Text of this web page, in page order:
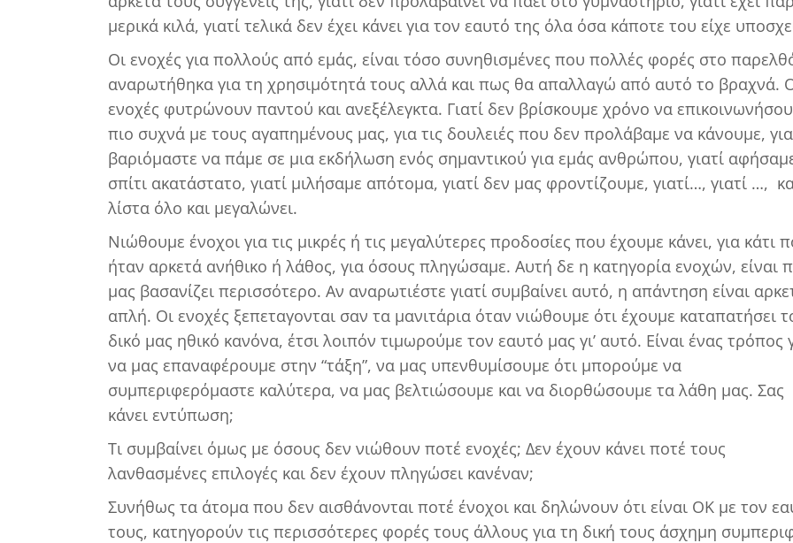
μερικά κιλά, γιατί τελικά δεν έχει κάνει για τον εαυτό της όλα όσα κάποτε του είχε
Οι ενοχές για πολλούς από εμάς, είναι τόσο συνηθισμένες που πολλές φορές στο
αναρωτήθηκα για τη χρησιμότητά τους αλλά και πως θα απαλλαγώ από αυτό το βραχνά.
ενοχές φυτρώνουν παντού και ανεξέλεγκτα. Γιατί δεν βρίσκουμε χρόνο να
πιο συχνά με τους αγαπημένους μας, για τις δουλειές που δεν προλάβαμε να κάνουμε,
βαριόμαστε να πάμε σε μια εκδήλωση ενός σημαντικού για εμάς ανθρώπου, γιατί
σπίτι ακατάστατο, γιατί μιλήσαμε απότομα, γιατί δεν μας φροντίζουμε, γιατί…, γιατί …,
λίστα όλο και μεγαλώνει.
Νιώθουμε ένοχοι για τις μικρές ή τις μεγαλύτερες προδοσίες που έχουμε κάνει, για κάτι
ήταν αρκετά ανήθικο ή λάθος, για όσους πληγώσαμε. Αυτή δε η κατηγορία ενοχών, είναι
μας βασανίζει περισσότερο. Αν αναρωτιέστε γιατί συμβαίνει αυτό, η απάντηση είναι
απλή. Οι ενοχές ξεπεταγονται σαν τα μανιτάρια όταν νιώθουμε ότι έχουμε καταπατήσει
δικό μας ηθικό κανόνα, έτσι λοιπόν τιμωρούμε τον εαυτό μας γι’ αυτό. Είναι ένας τρόπος
να μας επαναφέρουμε στην “τάξη”, να μας υπενθυμίσουμε ότι μπορούμε να
συμπεριφερόμαστε καλύτερα, να μας βελτιώσουμε και να διορθώσουμε τα λάθη μας. Σας
κάνει εντύπωση;
Τι συμβαίνει όμως με όσους δεν νιώθουν ποτέ ενοχές; Δεν έχουν κάνει ποτέ τους
λανθασμένες επιλογές και δεν έχουν πληγώσει κανέναν;
Συνήθως τα άτομα που δεν αισθάνονται ποτέ ένοχοι και δηλώνουν ότι είναι ΟΚ με τον
τους, κατηγορούν τις περισσότερες φορές τους άλλους για τη δική τους άσχημη